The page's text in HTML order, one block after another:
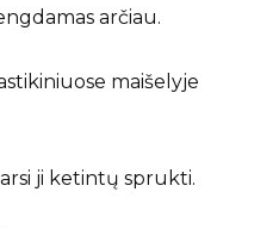
arčiau.
maišelyje
ji ketintų sprukti.